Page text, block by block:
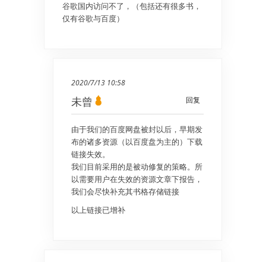
谷歌国内访问不了，（包括还有很多书，
仅有谷歌与百度）
2020/7/13 10:58
回复
未曾
由于我们的百度网盘被封以后，早期发
布的诸多资源（以百度盘为主的）下载
链接失效。
我们目前采用的是被动修复的策略。所
以需要用户在失效的资源文章下报告，
我们会尽快补充其书格存储链接
以上链接已增补